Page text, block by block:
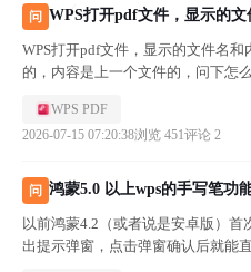
问 WPS打开pdf文件，显示的
WPS打开pdf文件，显示的文件名
的，内容是上一个文件的，问下怎
WPS PDF
2026-07-15 07:20:38浏览 451评论 2
问 鸿蒙5.0 以上wps的手写笔功
以前鸿蒙4.2（或者说是安卓版）
出提示弹窗，点击弹窗确认后就能